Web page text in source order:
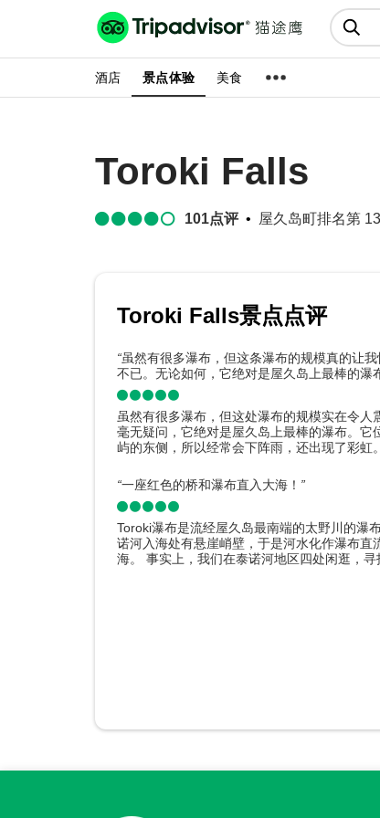
猫途鹰:景点、酒店、美食十亿条
点评
酒店 景点体验 美食
Toroki Falls
101点评 屋久岛町排名第
Toroki Falls景点点评
“虽然有很多瀑布，但这条瀑布的规模真的让我
不已。无论如何，它绝对是屋久岛上最棒的瀑
虽然有很多瀑布，但这处瀑布的规模实在令人
毫无疑问，它绝对是屋久岛上最棒的瀑布。它
屿的东侧，所以经常会下阵雨，还出现了彩虹。
“一座红色的桥和瀑布直入大海！ ”
Toroki瀑布是流经屋久岛最南端的太野川的瀑
诺河入海处有悬崖峭壁，于是河水化作瀑布直
海。 事实上，我们在泰诺河地区四处闲逛，寻